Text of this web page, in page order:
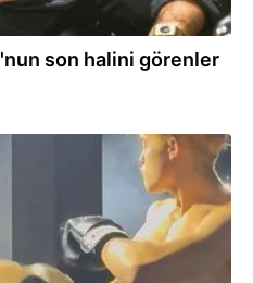
son halini görenler